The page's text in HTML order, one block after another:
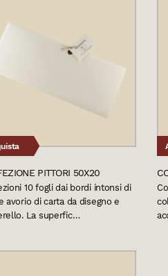
PITTORI 50X20
10 fogli dai bordi intonsi di
avorio di carta da disegno e
La superfic…